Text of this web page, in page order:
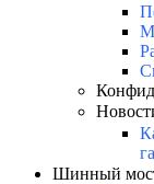
Шинный